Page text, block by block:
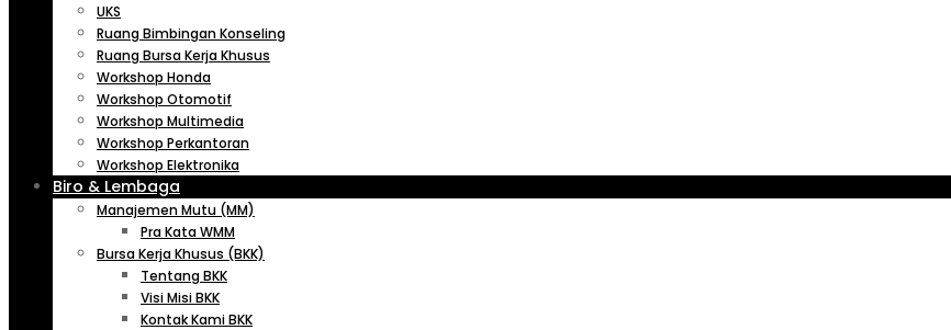
UKS
Ruang Bimbingan Konseling
Ruang Bursa Kerja Khusus
Workshop Honda
Workshop Otomotif
Workshop Multimedia
Workshop Perkantoran
Workshop Elektronika
Biro & Lembaga
Manajemen Mutu (MM)
Pra Kata WMM
Bursa Kerja Khusus (BKK)
Tentang BKK
Visi Misi BKK
Kontak Kami BKK